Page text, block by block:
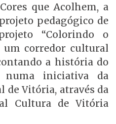
que Acolhem, a
pedagógico de
“Colorindo o
um corredor cultural
a história do
numa iniciativa da
Vitória, através da
Cultura de Vitória